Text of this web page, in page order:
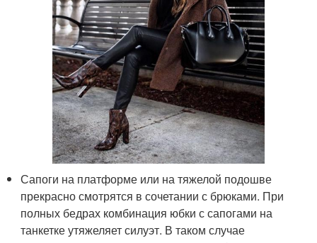
Сапоги на платформе или на тяжелой подошве
прекрасно смотрятся в сочетании с брюками. При
полных бедрах комбинация юбки с сапогами на
танкетке утяжеляет силуэт. В таком случае